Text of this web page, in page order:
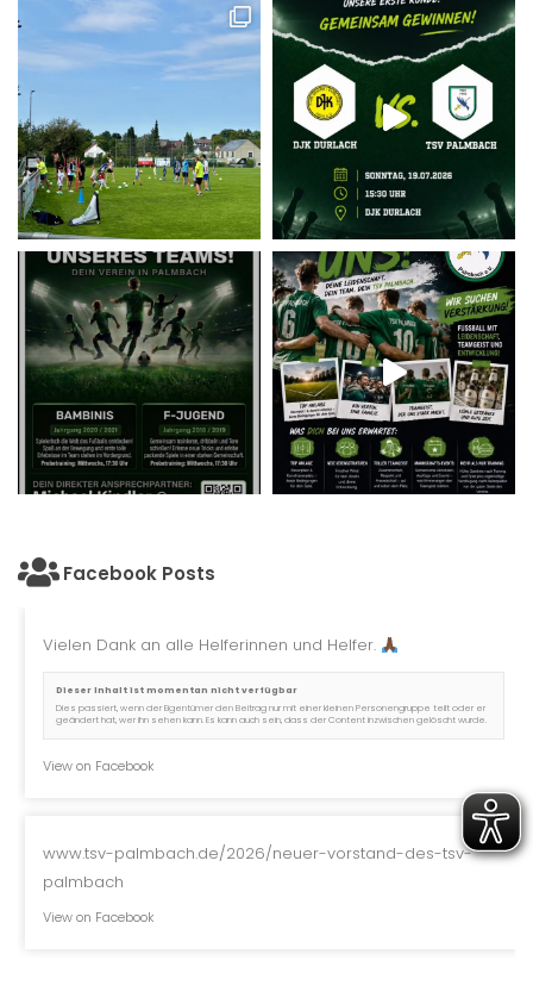
Facebook Posts
Vielen Dank an alle Helferinnen und Helfer.
Dieser Inhalt ist momentan nicht verfügbar
Dies passiert, wenn der Eigentümer den Beitrag nur mit einer kleinen Personengruppe teilt oder er
geändert hat, wer ihn sehen kann. Es kann auch sein, dass der Content inzwischen gelöscht wurde.
View on Facebook
www.tsv-palmbach.de/2026/neuer-vorstand-des-tsv-
palmbach
View on Facebook